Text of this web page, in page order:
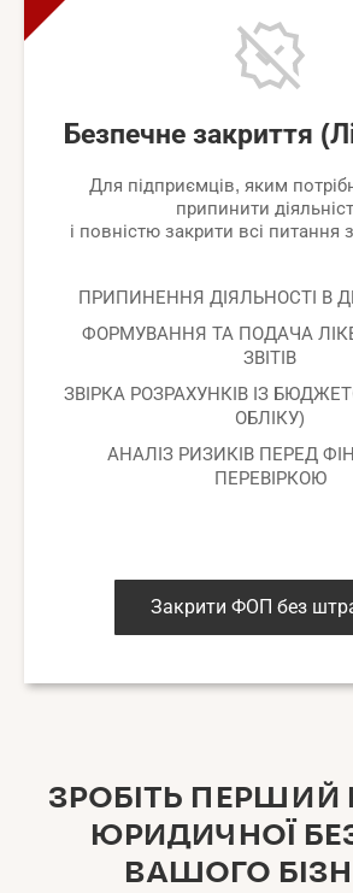
Безпечне закриття
Для підприємців, яким
припинити
і повністю закрити всі питання
ПРИПИНЕННЯ ДІЯЛЬНОСТІ В
ФОРМУВАННЯ ТА ПОДАЧА
ЗВІТІВ
ЗВІРКА РОЗРАХУНКІВ ІЗ
ОБЛІКУ)
АНАЛІЗ РИЗИКІВ ПЕРЕД
ПЕРЕВІРКОЮ
Закрити ФОП без
ЗРОБІТЬ ПЕРШИЙ
ЮРИДИЧНОЇ
ВАШОГО